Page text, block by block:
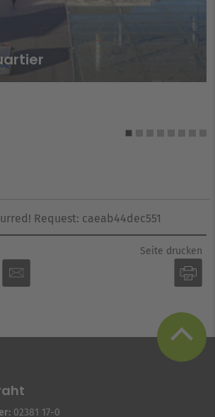
Request: caeab44dec551
Seite drucken
02381 17-0